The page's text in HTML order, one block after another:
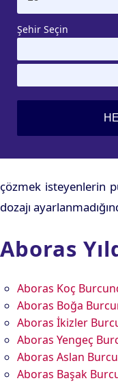
Şehir Seçin
çözmek isteyenlerin
dozajı
Aboras
Aboras Koç
Aboras Boğa
Aboras İkizler
Aboras Yengeç
Aboras Aslan
Aboras Başak